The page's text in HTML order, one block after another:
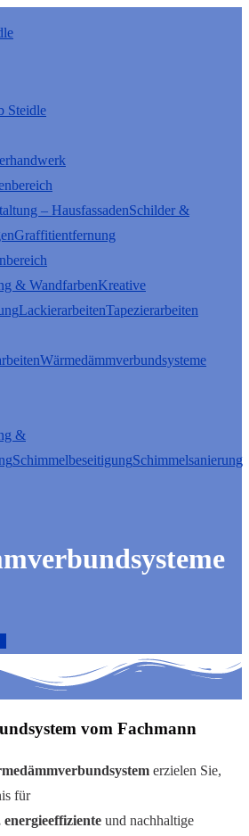
Steidle
– HausfassadenSchilder &
Graffitientfernung
& WandfarbenKreative
LackierarbeitenTapezierarbeiten
Wärmedämmverbundsysteme
&
SchimmelbeseitigungSchimmelsanierung
vom Fachmann
erzielen Sie,
für
energieeffiziente und nachhaltige